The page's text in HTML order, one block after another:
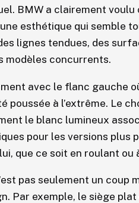
BMW a clairement
esthétique qui semble
lignes tendues, des
modèles concurrents.
avec le flanc gauche
poussée à l’extrême. Le
le blanc lumineux
pour les versions plus
que ce soit en roulant ou
pas seulement un coup
Par exemple, le siège